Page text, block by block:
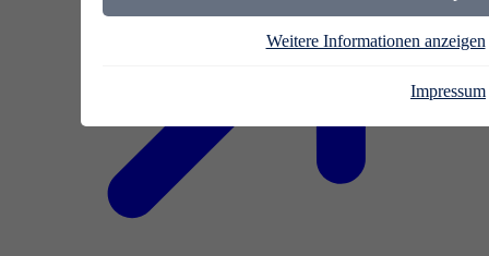
Weitere Informationen anzeigen
Impressum